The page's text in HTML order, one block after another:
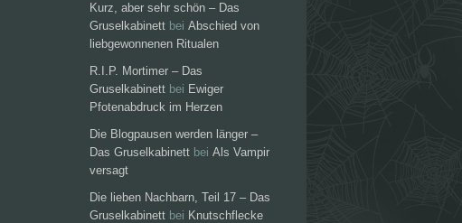
Kurz, aber sehr schön – Das
Gruselkabinett bei Abschied von
liebgewonnenen Ritualen
R.I.P. Mortimer – Das
Gruselkabinett bei Ewiger
Pfotenabdruck im Herzen
Die Blogpausen werden länger –
Das Gruselkabinett bei Als Vampir
versagt
Die lieben Nachbarn, Teil 17 – Das
Gruselkabinett bei Knutschflecke